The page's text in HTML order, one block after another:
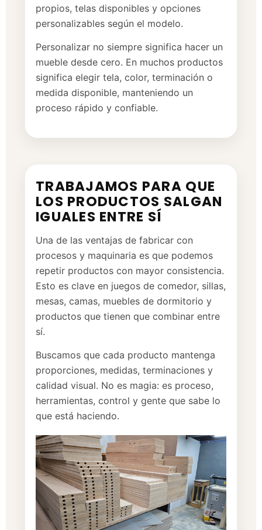
propios, telas disponibles y opciones
personalizables según el modelo.
Personalizar no siempre significa hacer un
mueble desde cero. En muchos productos
significa elegir tela, color, terminación o
medida disponible, manteniendo un
proceso rápido y confiable.
TRABAJAMOS PARA QUE
LOS PRODUCTOS SALGAN
IGUALES ENTRE SÍ
Una de las ventajas de fabricar con
procesos y maquinaria es que podemos
repetir productos con mayor consistencia.
Esto es clave en juegos de comedor, sillas,
mesas, camas, muebles de dormitorio y
productos que tienen que combinar entre
sí.
Buscamos que cada producto mantenga
proporciones, medidas, terminaciones y
calidad visual. No es magia: es proceso,
herramientas, control y gente que sabe lo
que está haciendo.